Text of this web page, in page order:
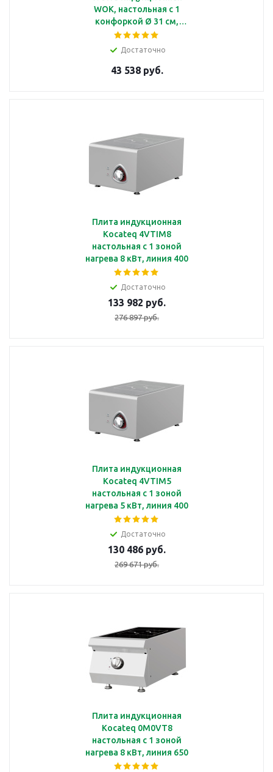
WOK, настольная с 1
конфоркой Ø 31 см,
мощность 5 кВт, линия
Достаточно
43 538 руб.
Плита индукционная
Kocateq 4VTIM8
настольная с 1 зоной
нагрева 8 кВт, линия 400
Достаточно
133 982 руб.
276 897 руб.
Плита индукционная
Kocateq 4VTIM5
настольная с 1 зоной
нагрева 5 кВт, линия 400
Достаточно
130 486 руб.
269 671 руб.
Плита индукционная
Kocateq 0M0VT8
настольная с 1 зоной
нагрева 8 кВт, линия 650